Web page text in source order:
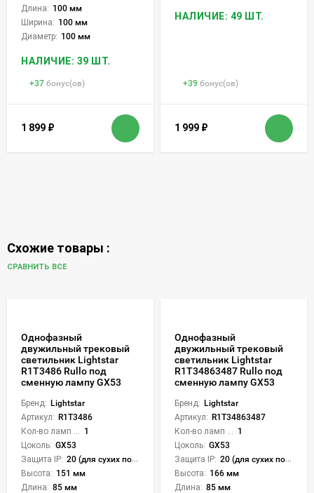
Длина: 100 мм
Ширина: 100 мм
Диаметр: 100 мм
НАЛИЧИЕ: 39 ШТ.
+37 бонус(ов)
1 899 ₽
НАЛИЧИЕ: 49 ШТ.
+39 бонус(ов)
1 999 ₽
Схожие товары :
СРАВНИТЬ ВСЕ
Однофазный
двужильный трековый
светильник Lightstar
R1T3486 Rullo под
сменную лампу GX53
Бренд: Lightstar
Артикул: R1T3486
1
Цоколь: GX53
Защита IP: 20 (для сухих пом.)
Высота: 151 мм
Длина: 85 мм
Однофазный
двужильный трековый
светильник Lightstar
R1T34863487 Rullo под
сменную лампу GX53
Бренд: Lightstar
Артикул: R1T34863487
1
Цоколь: GX53
Защита IP: 20 (для сухих пом.)
Высота: 166 мм
Длина: 85 мм